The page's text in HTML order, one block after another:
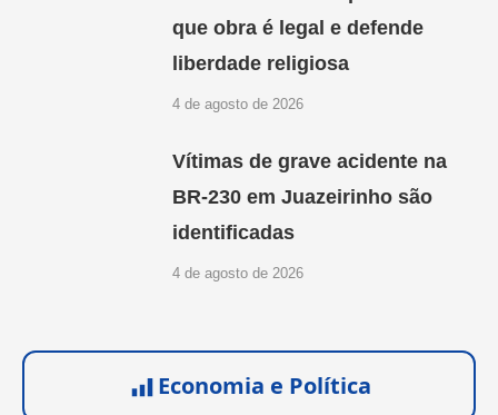
que obra é legal e defende
liberdade religiosa
4 de agosto de 2026
Vítimas de grave acidente na
BR-230 em Juazeirinho são
identificadas
4 de agosto de 2026
Economia e Política